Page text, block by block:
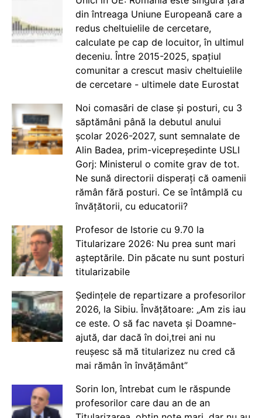
din întreaga Uniune Europeană care a
redus cheltuielile de cercetare,
calculate pe cap de locuitor, în ultimul
deceniu. Între 2015-2025, spațiul
comunitar a crescut masiv cheltuielile
de cercetare - ultimele date Eurostat
Noi comasări de clase și posturi, cu 3
săptămâni până la debutul anului
școlar 2026-2027, sunt semnalate de
Alin Badea, prim-vicepreședinte USLI
Gorj: Ministerul o comite grav de tot.
Ne sună directorii disperați că oamenii
rămân fără posturi. Ce se întâmplă cu
învățătorii, cu educatorii?
Profesor de Istorie cu 9.70 la
Titularizare 2026: Nu prea sunt mari
așteptările. Din păcate nu sunt posturi
titularizabile
Ședințele de repartizare a profesorilor
2026, la Sibiu. Învățătoare: „Am zis iau
ce este. O să fac naveta și Doamne-
ajută, dar dacă în doi,trei ani nu
reușesc să mă titularizez nu cred că
mai rămân în învățământ”
Sorin Ion, întrebat cum le răspunde
profesorilor care dau an de an